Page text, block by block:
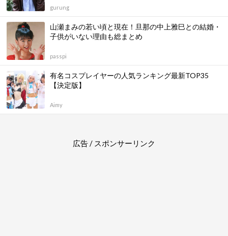
gurung
山瀬まみの若い頃と現在！旦那の中上雅巳との結婚・
子供がいない理由も総まとめ
passpi
有名コスプレイヤーの人気ランキング最新TOP35
【決定版】
Aimy
広告 / スポンサーリンク